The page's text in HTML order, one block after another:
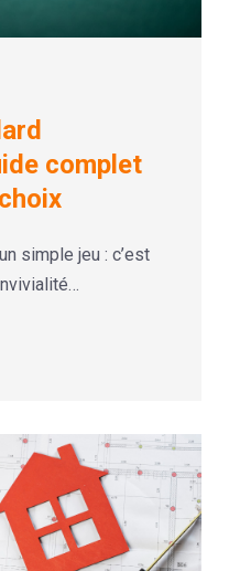
complet
simple jeu : c’est